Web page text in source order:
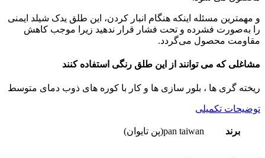
و مهمترین مسئله اینکه هنگام انبار کردن، این طلق یدک شیلد ایمنی
را به‌صورت فشرده و تحت‌ فشار قرار ندهید زیرا موجب کاهش
مقاومت محصول می‌گردد.
مشاغلی که می توانند از این طلق رنگی استفاده کنند
ریخته گری ها ، بلور سازی ها و کار با کوره های ذوب دمای متوسط
توضیحات تکمیلی
برند pan taiwan(پن تایوان)